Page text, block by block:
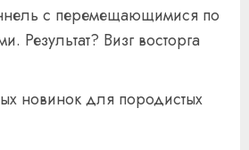
с перемещающимися по
Результат? Визг восторга
новинок для породистых